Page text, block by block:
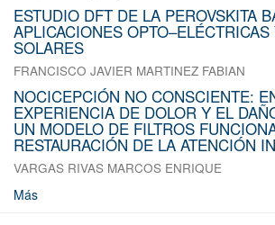
ESTUDIO DFT DE LA PEROVSKITA
APLICACIONES
SOLARES
FRANCISCO JAVIER MARTINEZ FABIAN
NOCICEPCIÓN NO CONSCIENTE:
EXPERIENCIA DE DOLOR Y EL
UN MODELO DE FILTROS
RESTAURACIÓN DE LA ATENCIÓN
VARGAS RIVAS MARCOS ENRIQUE
Más